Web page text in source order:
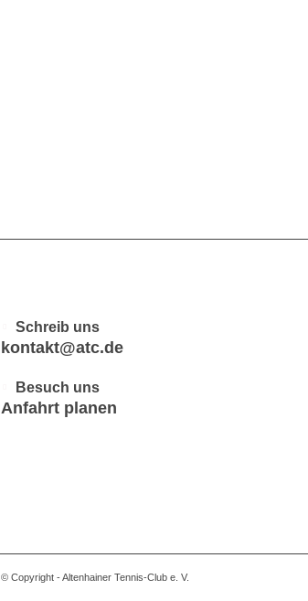
Schreib uns
kontakt@atc.de
Besuch uns
Anfahrt planen
© Copyright - Altenhainer Tennis-Club e. V.